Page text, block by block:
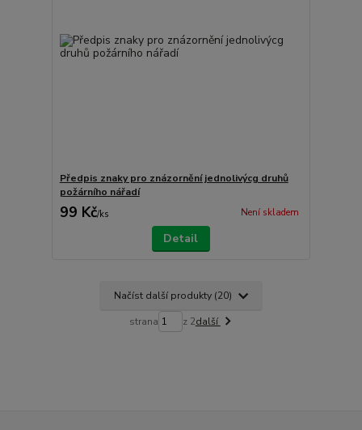
Předpis znaky pro znázornění jednolivýcg druhů
požárního nářadí
99 Kč/ks Není skladem
Detail
Načíst další produkty (20)
strana z 2další